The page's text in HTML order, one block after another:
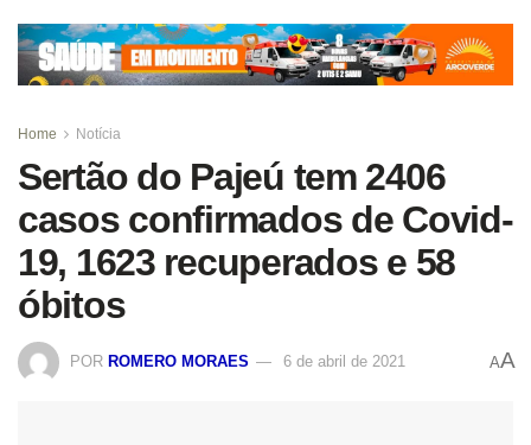
Home Notícia
Sertão do Pajeú tem 2406
casos confirmados de Covid-
19, 1623 recuperados e 58
óbitos
POR ROMERO MORAES 6 de abril de 2021 AA